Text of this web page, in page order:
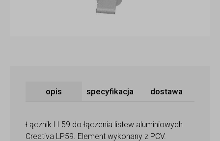
opis specyfikacja dostawa
Łącznik LL59 do łączenia listew aluminiowych
Creativa LP59. Element wykonany z PCV.